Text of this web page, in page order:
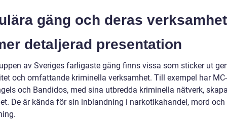
gäng och deras verksamhet
detaljerad presentation
av Sveriges farligaste gäng finns vissa som sticker ut
och omfattande kriminella verksamhet. Till exempel har
och Bandidos, med sina utbredda kriminella nätverk,
De är kända för sin inblandning i narkotikahandel, mord och